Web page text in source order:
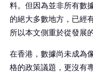
料。但因為並非所有數
的絕大多數地方，已經
所以本文側重於從發展
在香港，數據尚未成為
格的政策議題，更沒有